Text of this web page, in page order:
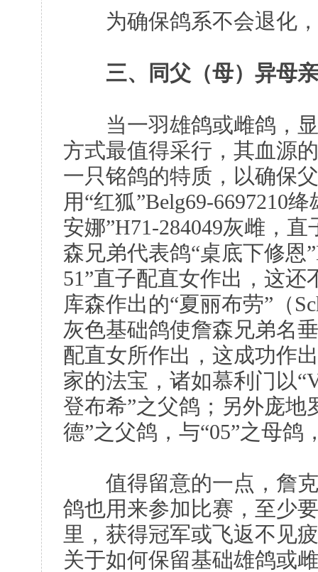
为确保鸽系不会退化
三、同父（母）异母
当一羽雄鸽或雌鸽，显
方式最值得采行，其血源
一只铭鸽的特质，以确保
用“红狐”Belg69-6697210
安娜”H71-284049灰雌，
森兄弟代表鸽“桌底下修恩
51”直子配直女作出，这还
库森作出的“夏丽布劳”（
灰色基础鸽使詹森兄弟名
配直女所作出，这成功作
家的法宝，诸如慕利门以
登布希”之父鸽；另外庞地
德”之父鸽，与“05”之母
值得留意的一点，詹克
鸽也用来参加比赛，至少
里，获得冠军或飞返不见
关于如何保留基础雄鸽或